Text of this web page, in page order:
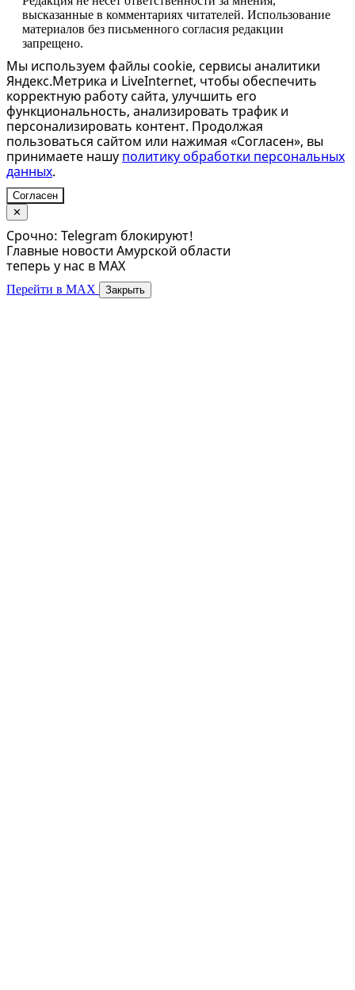
высказанные в комментариях читателей. Использование
материалов без письменного согласия редакции
запрещено.
Мы используем файлы cookie, сервисы аналитики
Яндекс.Метрика и LiveInternet, чтобы обеспечить
корректную работу сайта, улучшить его
функциональность, анализировать трафик и
персонализировать контент. Продолжая
пользоваться сайтом или нажимая «Согласен», вы
принимаете нашу политику обработки персональных
данных.
Согласен
✕
Срочно: Telegram блокируют!
Главные новости Амурской области
теперь у нас в MAX
Перейти в MAX Закрыть